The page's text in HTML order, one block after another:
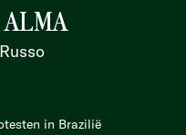
in Brazilië